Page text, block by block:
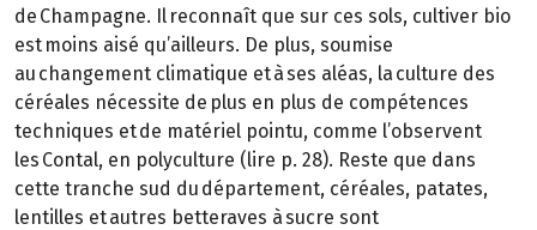
de Champagne. Il reconnaît que sur ces sols, cultiver bio
est moins aisé qu’ailleurs. De plus, soumise
au changement climatique et à ses aléas, la culture des
céréales nécessite de plus en plus de compétences
techniques et de matériel pointu, comme l’observent
les Contal, en polyculture (lire p. 28). Reste que dans
cette tranche sud du département, céréales, patates,
lentilles et autres betteraves à sucre sont